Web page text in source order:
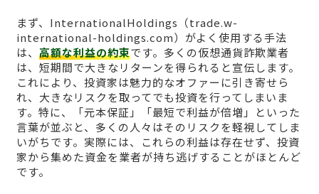
まず、InternationalHoldings（trade.w-
international-holdings.com）がよく使用する手法
は、 高額な利益の約束です。多くの仮想通貨詐欺業者
は、短期間で大きなリターンを得られると宣伝します。
これにより、投資家は魅力的なオファーに引き寄せら
れ、大きなリスクを取ってでも投資を行ってしまいま
す。特に、「元本保証」「最短で利益が倍増」といった
言葉が並ぶと、多くの人々はそのリスクを軽視してしま
いがちです。実際には、これらの利益は存在せず、投資
家から集めた資金を業者が持ち逃げすることがほとんど
です。